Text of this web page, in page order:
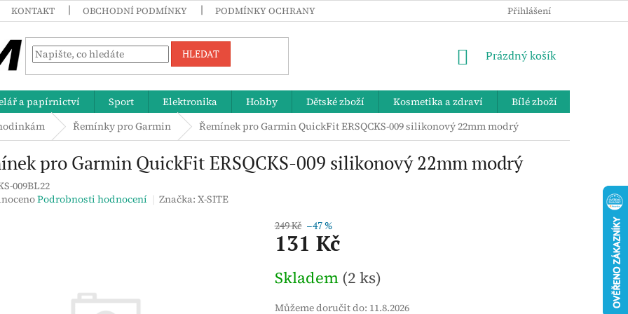
KONTAKT OBCHODNÍ PODMÍNKY PODMÍNKY OCHRANY OSOBNÍCH ÚDAJŮ ZPĚTNÝ ODBĚR
Přihlášení
HLEDAT
NÁKUPNÍ
Prázdný košík
a papírnictví Sport Elektronika Hobby Dětské zboží Kosmetika a zdraví Bílé zboží
Řemínky pro Garmin Řemínek pro Garmin QuickFit ERSQCKS-009 silikonový 22mm modrý
pro Garmin QuickFit ERSQCKS-009 silikonový 22mm modrý
009BL22
Podrobnosti hodnocení Značka:X-SITE
249 Kč –47 %
131 Kč
cena:
Skladem (2 ks)
Můžeme doručit do: 11.8.2026